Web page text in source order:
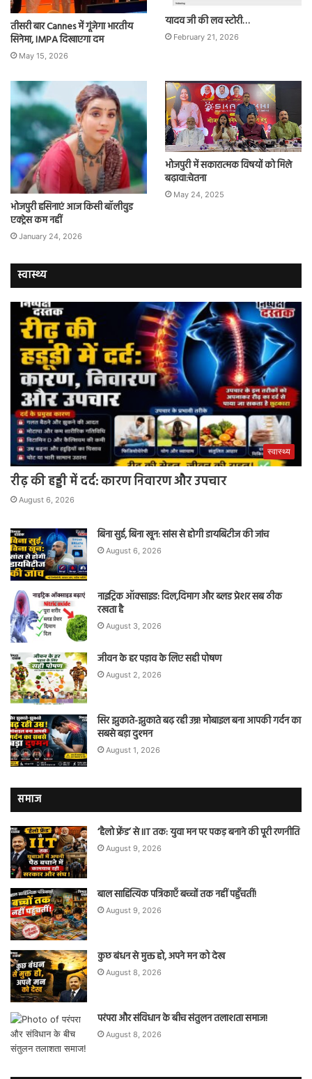
तीसरी बार Cannes में गूंजेगा भारतीय
सिनेमा, IMPA दिखाएगा दम
May 15, 2026
यादव जी की लव स्टोरी…
February 21, 2026
भोजपुरी हसिनाएं आज किसी बॉलीवुड
एक्ट्रेस कम नहीं
January 24, 2026
भोजपुरी में सकारात्मक विषयों को मिले
बढ़ावा:चेतना
May 24, 2025
स्वास्थ्य
स्वास्थ्य
रीढ़ की हड्डी में दर्द: कारण निवारण और उपचार
August 6, 2026
बिना सुई, बिना खून: सांस से होगी डायबिटीज की जांच
August 6, 2026
नाइट्रिक ऑक्साइड: दिल,दिमाग और ब्लड प्रेशर सब ठीक
रखता है
August 3, 2026
जीवन के हर पड़ाव के लिए सही पोषण
August 2, 2026
सिर झुकाते-झुकाते बढ़ रही उम्र! मोबाइल बना आपकी गर्दन का
सबसे बड़ा दुश्मन
August 1, 2026
समाज
‘हैलो फ्रेंड’ से IIT तक: युवा मन पर पकड़ बनाने की पूरी रणनीति
August 9, 2026
बाल साहित्यिक पत्रिकाएँ बच्चों तक नहीं पहुँचतीं!
August 9, 2026
कुछ बंधन से मुक्त हो, अपने मन को देख
August 8, 2026
परंपरा और संविधान के बीच संतुलन तलाशता समाज!
August 8, 2026